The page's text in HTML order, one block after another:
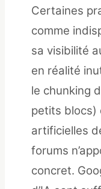
Certaines
comme
sa visibilité
en réalité
le chunking
petits blocs)
artificielles
forums
concret.